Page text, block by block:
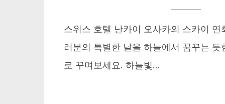
스위스 호텔 난카이 오사카의 스카이
러분의 특별한 날을 하늘에서 꿈꾸는
로 꾸며보세요. 하늘빛...